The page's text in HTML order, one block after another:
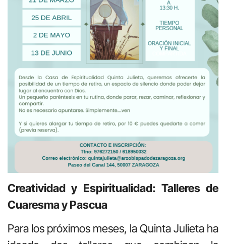
Creatividad y Espiritualidad: Talleres de
Cuaresma y Pascua
Para los próximos meses, la Quinta Julieta ha